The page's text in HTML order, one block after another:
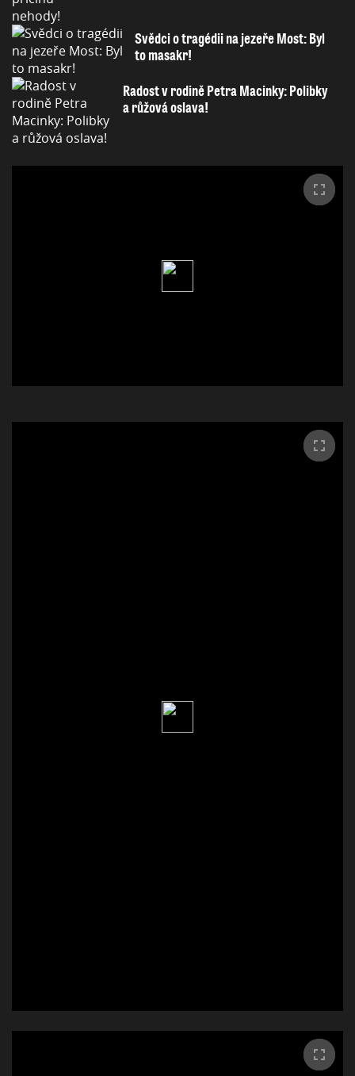
Svědci o tragédii na jezeře Most: Byl
to masakr!
Radost v rodině Petra Macinky: Polibky
a růžová oslava!